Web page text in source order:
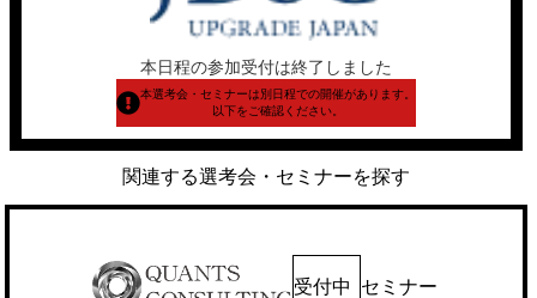
本日程の参加受付は終了しました
本選考会・セミナーは別日程での開催があります。
以下をご確認ください。
関連する選考会・セミナーを探す
受付中 セミナー